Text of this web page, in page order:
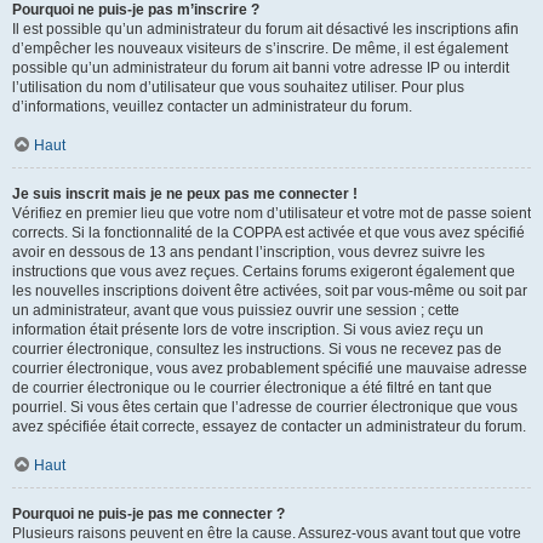
Pourquoi ne puis-je pas m’inscrire ?
Il est possible qu’un administrateur du forum ait désactivé les inscriptions afin
d’empêcher les nouveaux visiteurs de s’inscrire. De même, il est également
possible qu’un administrateur du forum ait banni votre adresse IP ou interdit
l’utilisation du nom d’utilisateur que vous souhaitez utiliser. Pour plus
d’informations, veuillez contacter un administrateur du forum.
Haut
Je suis inscrit mais je ne peux pas me connecter !
Vérifiez en premier lieu que votre nom d’utilisateur et votre mot de passe soient
corrects. Si la fonctionnalité de la COPPA est activée et que vous avez spécifié
avoir en dessous de 13 ans pendant l’inscription, vous devrez suivre les
instructions que vous avez reçues. Certains forums exigeront également que
les nouvelles inscriptions doivent être activées, soit par vous-même ou soit par
un administrateur, avant que vous puissiez ouvrir une session ; cette
information était présente lors de votre inscription. Si vous aviez reçu un
courrier électronique, consultez les instructions. Si vous ne recevez pas de
courrier électronique, vous avez probablement spécifié une mauvaise adresse
de courrier électronique ou le courrier électronique a été filtré en tant que
pourriel. Si vous êtes certain que l’adresse de courrier électronique que vous
avez spécifiée était correcte, essayez de contacter un administrateur du forum.
Haut
Pourquoi ne puis-je pas me connecter ?
Plusieurs raisons peuvent en être la cause. Assurez-vous avant tout que votre